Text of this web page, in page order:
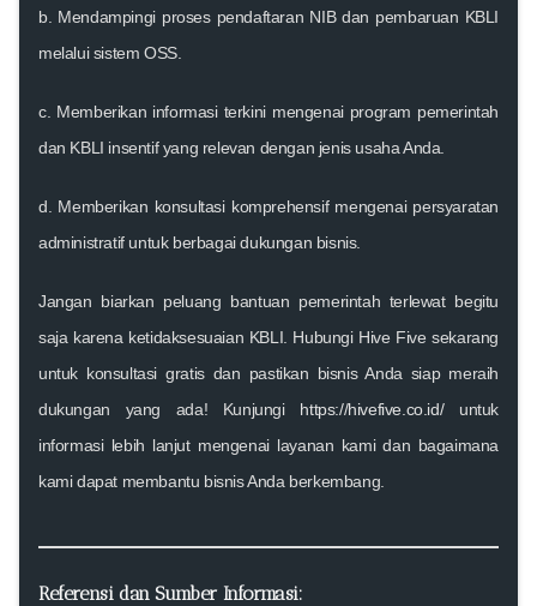
b. Mendampingi proses pendaftaran NIB dan pembaruan KBLI
melalui sistem OSS.
c. Memberikan informasi terkini mengenai program pemerintah
dan KBLI insentifyang relevan dengan jenis usaha Anda.
d. Memberikan konsultasi komprehensif mengenai persyaratan
administratif untuk berbagaidukungan bisnis.
Jangan biarkan peluang bantuan pemerintah terlewat begitu
saja karena ketidaksesuaian KBLI. Hubungi Hive Five sekarang
untuk konsultasi gratis dan pastikan bisnis Anda siap meraih
dukungan yang ada! Kunjungi https://hivefive.co.id/untuk
informasi lebih lanjut mengenai layanan kami dan bagaimana
kami dapat membantu bisnis Anda berkembang.
Referensi dan Sumber Informasi: